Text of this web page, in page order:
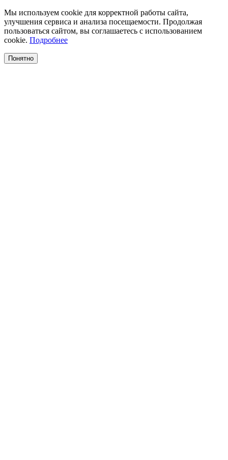
Мы используем cookie для корректной работы сайта,
улучшения сервиса и анализа посещаемости. Продолжая
пользоваться сайтом, вы соглашаетесь с использованием
cookie. Подробнее
Понятно